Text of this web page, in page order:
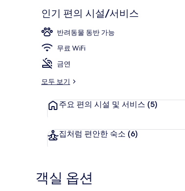
인기 편의 시설/서비스
반려동물 동반 가능
무료 WiFi
금연
모두 보기
주요 편의 시설 및 서비스 (5)
집처럼 편안한 숙소 (6)
객실 옵션